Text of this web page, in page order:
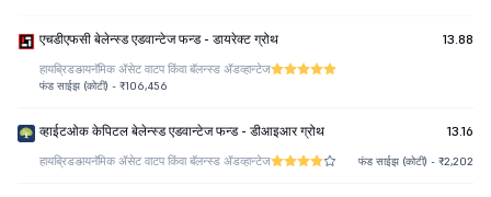
एचडीएफसी बेलेन्स्ड एडवान्टेज फन्ड - डायरेक्ट ग्रोथ 13.88
हायब्रिडडायनॅमिक ॲसेट वाटप किंवा बॅलन्स्ड ॲडव्हान्टेज
फंड साईझ (कोटी) - ₹106,456
व्हाईटओक केपिटल बेलेन्स्ड एडवान्टेज फन्ड - डीआइआर ग्रोथ 13.16
हायब्रिडडायनॅमिक ॲसेट वाटप किंवा बॅलन्स्ड ॲडव्हान्टेज फंड साईझ (कोटी) - ₹2,202